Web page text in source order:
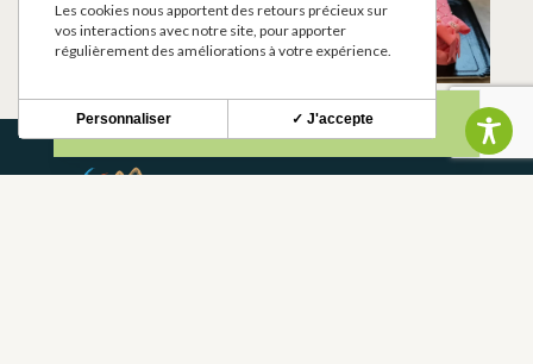
PLAGNOLE
RIEUMES
JAMALI
RIEUMES
Les cookies nous apportent des retours précieux sur
vos interactions avec notre site, pour apporter
régulièrement des améliorations à votre expérience.
✓ J'accepte
Personnaliser